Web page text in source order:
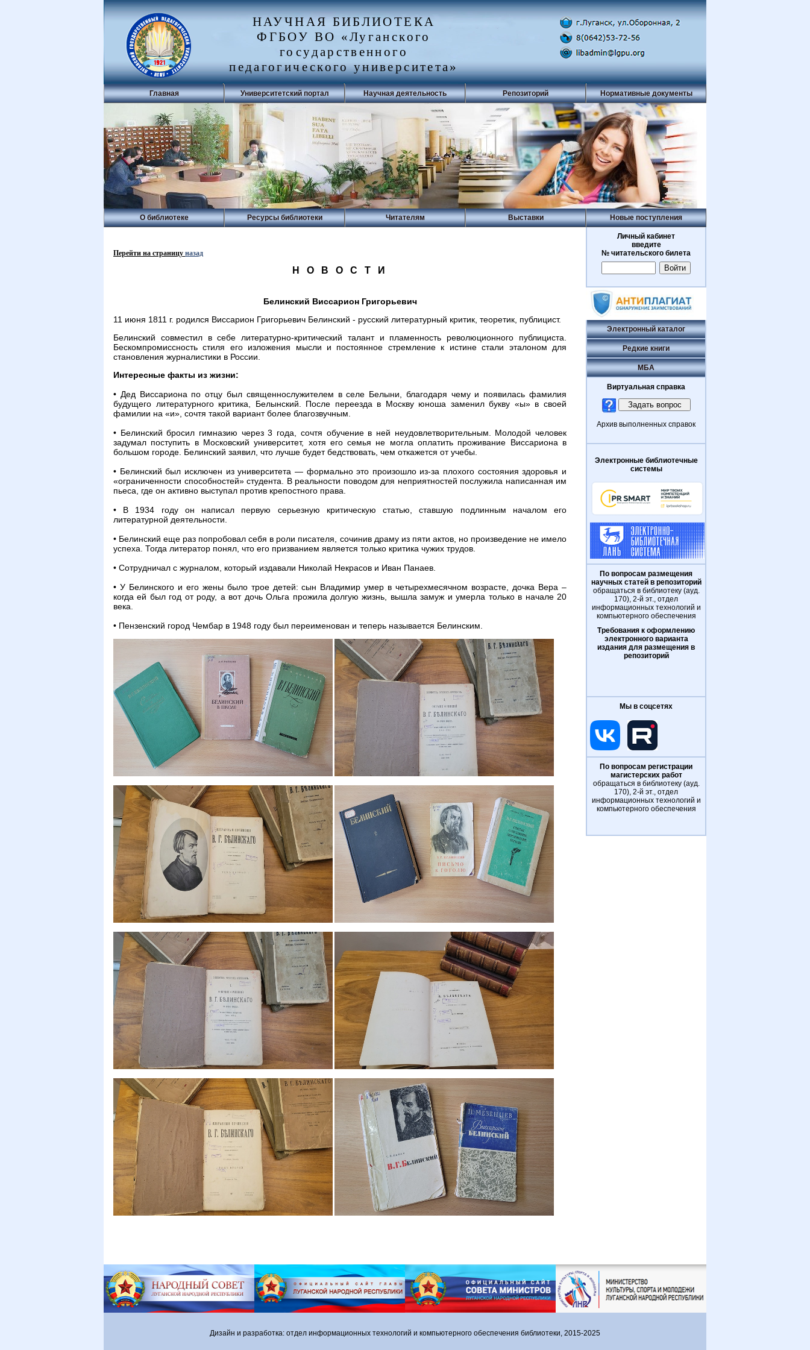
НАУЧНАЯ БИБЛИОТЕКА
ФГБОУ ВО «Луганского
государственного
педагогического университета»
Главная Университетский портал Научная деятельность Репозиторий Нормативные документы
О библиотеке Ресурсы библиотеки Читателям Выставки Новые поступления
Перейти на страницу назад
Н О В О С Т И
Белинский Виссарион Григорьевич
11 июня 1811 г. родился Виссарион Григорьевич Белинский - русский литературный критик, теоретик, публицист.
Белинский совместил в себе литературно-критический талант и пламенность революционного публициста.
Бескомпромиссность стиля его изложения мысли и постоянное стремление к истине стали эталоном для
становления журналистики в России.
Интересные факты из жизни:
• Дед Виссариона по отцу был священнослужителем в селе Белыни, благодаря чему и появилась фамилия
будущего литературного критика, Белынский. После переезда в Москву юноша заменил букву «ы» в своей
фамилии на «и», сочтя такой вариант более благозвучным.
• Белинский бросил гимназию через 3 года, сочтя обучение в ней неудовлетворительным. Молодой человек
задумал поступить в Московский университет, хотя его семья не могла оплатить проживание Виссариона в
большом городе. Белинский заявил, что лучше будет бедствовать, чем откажется от учебы.
• Белинский был исключен из университета — формально это произошло из-за плохого состояния здоровья и
«ограниченности способностей» студента. В реальности поводом для неприятностей послужила написанная им
пьеса, где он активно выступал против крепостного права.
• В 1934 году он написал первую серьезную критическую статью, ставшую подлинным началом его
литературной деятельности.
• Белинский еще раз попробовал себя в роли писателя, сочинив драму из пяти актов, но произведение не имело
успеха. Тогда литератор понял, что его призванием является только критика чужих трудов.
• Сотрудничал с журналом, который издавали Николай Некрасов и Иван Панаев.
• У Белинского и его жены было трое детей: сын Владимир умер в четырехмесячном возрасте, дочка Вера –
когда ей был год от роду, а вот дочь Ольга прожила долгую жизнь, вышла замуж и умерла только в начале 20
века.
• Пензенский город Чембар в 1948 году был переименован и теперь называется Белинским.
Личный кабинет
введите
№ читательского билета
Электронный каталог
Редкие книги
МБА
Виртуальная справка
Архив выполненных справок
Электронные библиотечные
системы
По вопросам размещения
научных статей в репозиторий
обращаться в библиотеку (ауд.
170), 2-й эт., отдел
информационных технологий и
компьютерного обеспечения
Требования к оформлению
электронного варианта
издания для размещения в
репозиторий
Мы в соцсетях
По вопросам регистрации
магистерских работ
обращаться в библиотеку (ауд.
170), 2-й эт., отдел
информационных технологий и
компьютерного обеспечения
Дизайн и разработка: отдел информационных технологий и компьютерного обеспечения библиотеки, 2015-2025